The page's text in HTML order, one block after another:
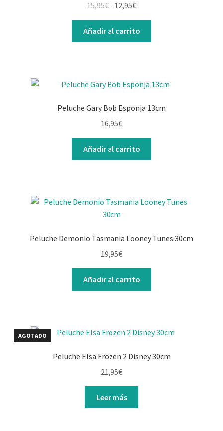
15,95€ 12,95€
Añadir al carrito
Peluche Gary Bob Esponja 13cm
16,95€
Añadir al carrito
Peluche Demonio Tasmania Looney Tunes 30cm
19,95€
Añadir al carrito
AGOTADO
Peluche Elsa Frozen 2 Disney 30cm
21,95€
Leer más